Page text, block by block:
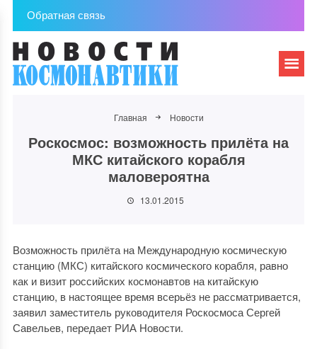
Обратная связь
Главная Новости
Роскосмос: возможность прилёта на
МКС китайского корабля
маловероятна
13.01.2015
Возможность прилёта на Международную космическую
станцию (МКС) китайского космического корабля, равно
как и визит российских космонавтов на китайскую
станцию, в настоящее время всерьёз не рассматривается,
заявил заместитель руководителя Роскосмоса Сергей
Савельев, передает РИА Новости.